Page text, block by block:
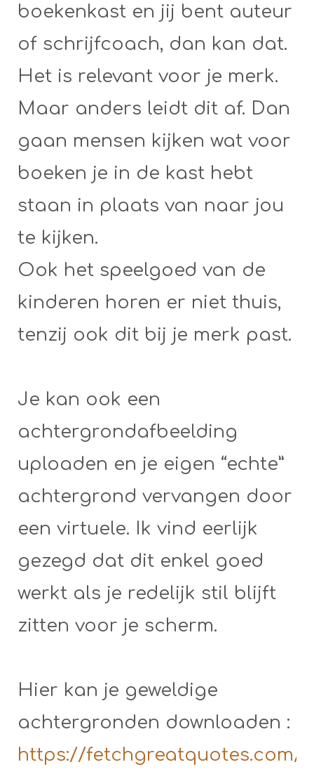
boekenkast en jij bent auteur
of schrijfcoach, dan kan dat.
Het is relevant voor je merk.
Maar anders leidt dit af. Dan
gaan mensen kijken wat voor
boeken je in de kast hebt
staan in plaats van naar jou
te kijken.
Ook het speelgoed van de
kinderen horen er niet thuis,
tenzij ook dit bij je merk past.
Je kan ook een
achtergrondafbeelding
uploaden en je eigen “echte”
achtergrond vervangen door
een virtuele. Ik vind eerlijk
gezegd dat dit enkel goed
werkt als je redelijk stil blijft
zitten voor je scherm.
Hier kan je geweldige
achtergronden downloaden :
https://fetchgreatquotes.com/